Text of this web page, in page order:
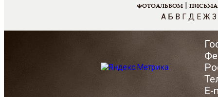
ФОТОАЛЬБОМ | ПИСЬМА
А Б В Г Д Е Ж З
E-